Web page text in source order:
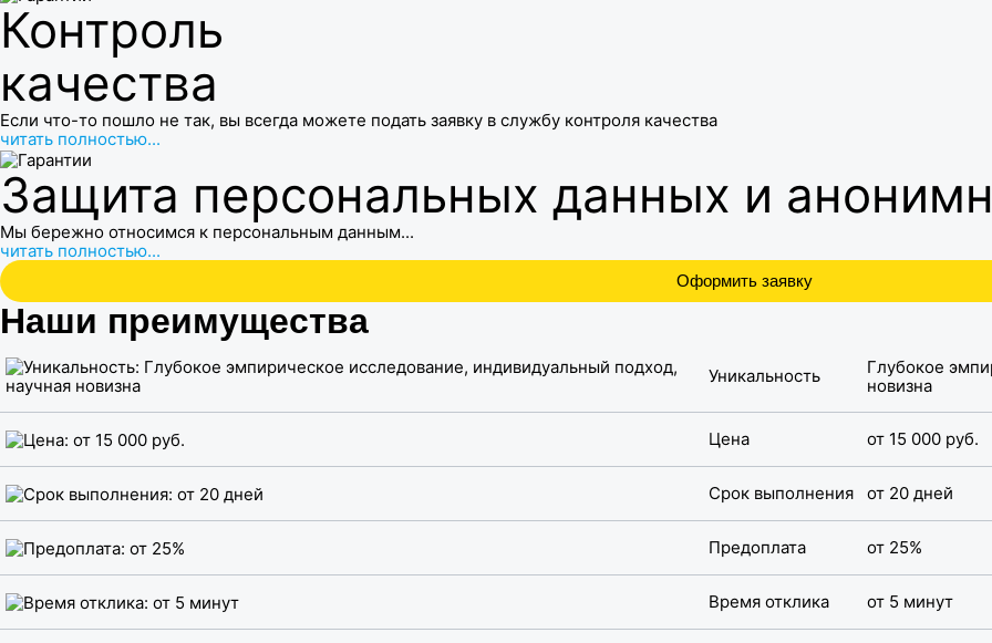
Контроль
качества
Если что-то пошло не так, вы всегда можете подать заявку в службу контроля качества
читать полностью...
Защита персональных данных и
Мы бережно относимся к персональным данным...
читать полностью...
Оформить заявку
Наши преимущества
Уникальность
Глубокое
новизна
Цена от 15 000 руб.
Срок выполнения от 20 дней
Предоплата от 25%
Время отклика от 5 минут